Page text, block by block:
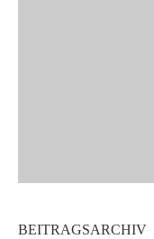
BEITRAGSARCHIV